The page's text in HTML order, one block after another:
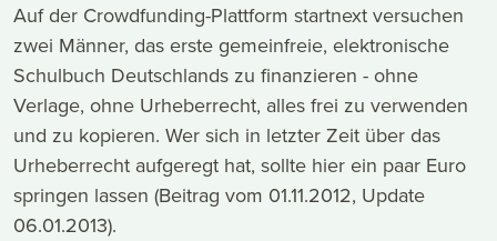
Auf der Crowdfunding-Plattform startnext versuchen
zwei Männer, das erste gemeinfreie, elektronische
Schulbuch Deutschlands zu finanzieren - ohne
Verlage, ohne Urheberrecht, alles frei zu verwenden
und zu kopieren. Wer sich in letzter Zeit über das
Urheberrecht aufgeregt hat, sollte hier ein paar Euro
springen lassen (Beitrag vom 01.11.2012, Update
06.01.2013).